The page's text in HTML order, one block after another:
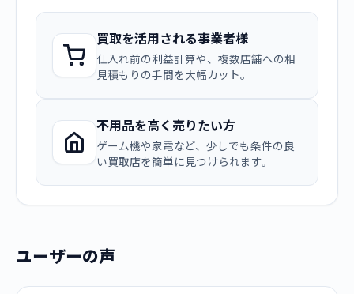
買取を活用される事業者様
仕入れ前の利益計算や、複数店舗への相
見積もりの手間を大幅カット。
不用品を高く売りたい方
ゲーム機や家電など、少しでも条件の良
い買取店を簡単に見つけられます。
ユーザーの声